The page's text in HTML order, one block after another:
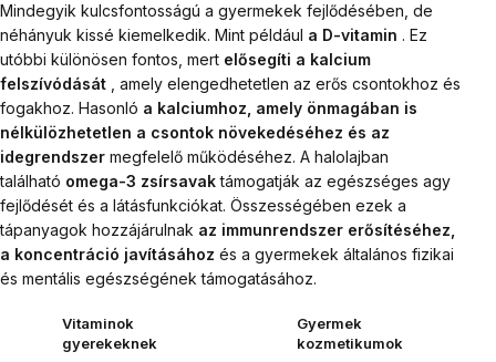
Mindegyik kulcsfontosságú a gyermekek fejlődésében, de
néhányuk kissé kiemelkedik. Mint például a D-vitamin . Ez
utóbbi különösen fontos, mert elősegíti a kalcium
felszívódását , amely elengedhetetlen az erős csontokhoz és
fogakhoz. Hasonló a kalciumhoz, amely önmagában is
nélkülözhetetlen a csontok növekedéséhez és az
idegrendszer megfelelő működéséhez. A halolajban
található omega-3 zsírsavaktámogatják az egészséges agy
fejlődését és a látásfunkciókat. Összességében ezek a
tápanyagok hozzájárulnak az immunrendszer erősítéséhez,
a koncentráció javításához és a gyermekek általános fizikai
és mentális egészségének támogatásához.
Vitaminok
gyerekeknek
Gyermek
kozmetikumok